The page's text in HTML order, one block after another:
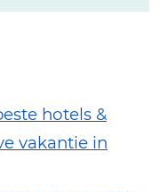
hotels &
vakantie in